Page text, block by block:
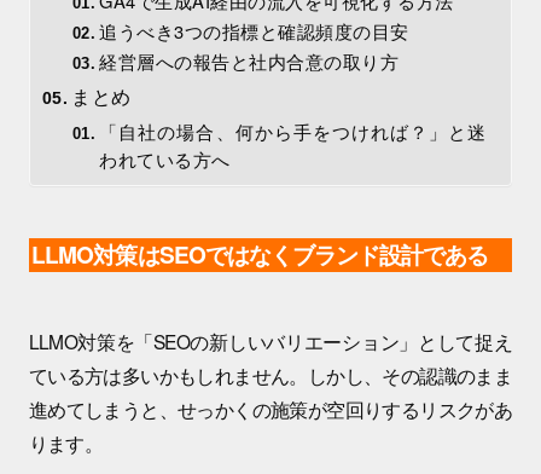
追うべき3つの指標と確認頻度の目安
経営層への報告と社内合意の取り方
まとめ
「自社の場合、何から手をつければ？」と迷
われている方へ
LLMO対策はSEOではなくブランド設計である
LLMO対策を「SEOの新しいバリエーション」として捉え
ている方は多いかもしれません。しかし、その認識のまま
進めてしまうと、せっかくの施策が空回りするリスクがあ
ります。